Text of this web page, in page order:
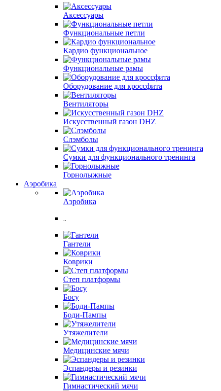
Аксессуары
Функциональные петли
Кардио функциональное
Функциональные рамы
Оборудование для кроссфита
Вентиляторы
Искусственный газон DHZ
Слэмболы
Сумки для функционального тренинга
Горнолыжные
Аэробика
Аэробика
..
Гантели
Коврики
Степ платформы
Босу
Боди-Пампы
Утяжелители
Медицинские мячи
Эспандеры и резинки
Гимнастический мячи